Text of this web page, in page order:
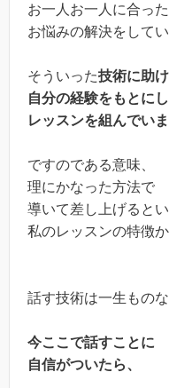
お一人お一人に合っ
お悩みの解決をしてい
そういった技術に助
自分の経験をもとに
レッスンを組んでいま
ですのである意味、
理にかなった方法で
導いて差し上げると
私のレッスンの特徴
話す技術は一生ものな
今ここで話すことに
自信がついたら、